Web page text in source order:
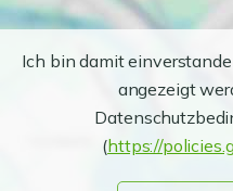
Ich bin damit
angezeigt
(https://